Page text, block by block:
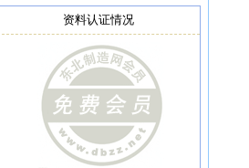
资料认证情况